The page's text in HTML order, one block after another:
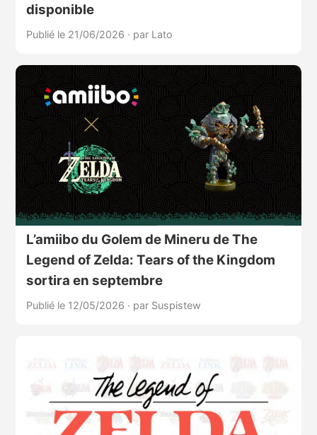
disponible
Publié le 21/06/2026 · par Lato
L’amiibo du Golem de Mineru de The
Legend of Zelda: Tears of the Kingdom
sortira en septembre
Publié le 12/05/2026 · par Suspistew